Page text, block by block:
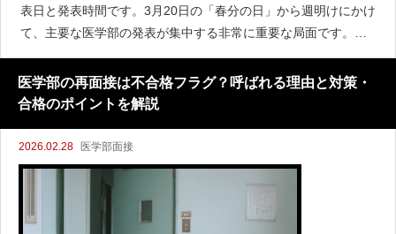
表日と発表時間です。3月20日の「春分の日」から週明けにかけ
て、主要な医学部の発表が集中する非常に重要な局面です。発
表スケジュール一覧（時系列）発表日時大学名備考3/20（金・
祝） 10:00福井大学3/20（金・祝） 1
医学部の再面接は不合格フラグ？呼ばれる理由と対策・
合格のポイントを解説
2026.02.28 医学部面接